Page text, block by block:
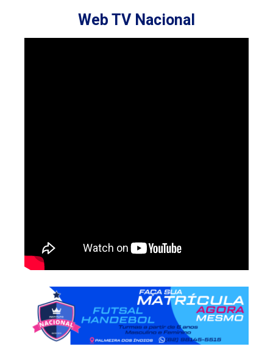
Web TV Nacional